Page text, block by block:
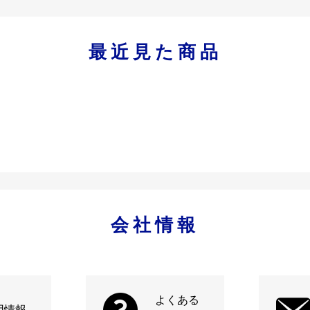
最近見た商品
会社情報
よくある